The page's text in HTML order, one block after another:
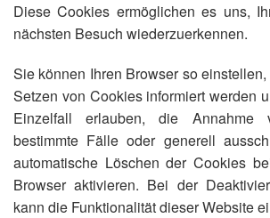
Diese Cookies ermöglichen es uns,
nächsten Besuch wiederzuerkennen.
Sie können Ihren Browser so
Setzen von Cookies informiert werden
Einzelfall erlauben, die Annahme
bestimmte Fälle oder generell
automatische Löschen der Cookies
Browser aktivieren. Bei der
kann die Funktionalität dieser Website